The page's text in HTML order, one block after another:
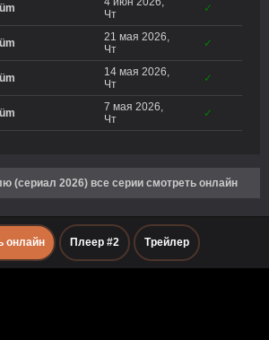
Чт
✓
21 мая 2026,
Чт
✓
14 мая 2026,
Чт
✓
7 мая 2026,
Чт
✓
(сериал 2026) все серии смотреть онлайн
онлайн Плеер #2 Трейлер